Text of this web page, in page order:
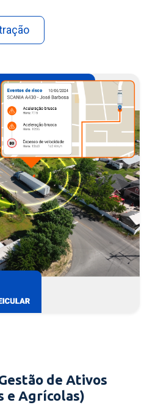
de Ativos
e Agrícolas)